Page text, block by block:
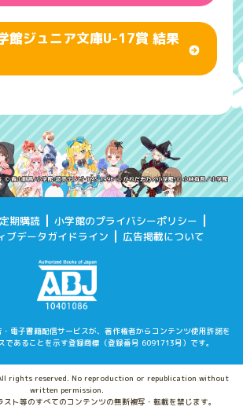
館ジュニア文庫U-17賞 結果
期購読
小学館のプライバシーポリシー
ブデータガイドライン
広告掲載について
電子書籍配信サービスが、著作権者からコンテンツ使用許諾を
であることを示す登録商標（登録番号 6091713号）です。
rights reserved. No reproduction or republication without
written permission.
ト等のすべてのコンテンツの無断複写・転載を禁じます。